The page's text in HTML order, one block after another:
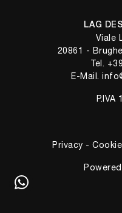
LAG
Viale
20861 -
Tel.
E-Mail.
P.IVA
Privacy -Cookie